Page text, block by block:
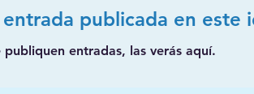
publicada en este
publiquen entradas, las verás aquí.